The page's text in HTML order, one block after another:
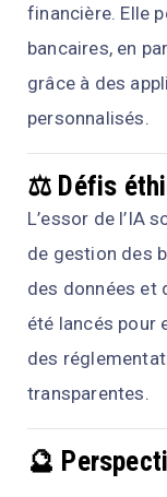
financière. Elle
bancaires, en
grâce à des
personnalisés.
⚖️ Défis
L’essor de l’IA
de gestion des
des données et
été lancés pour
des
transparentes.
🔮